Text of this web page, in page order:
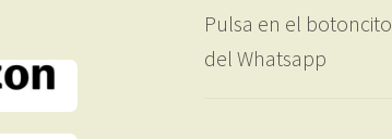
Pulsa en el botoncito
del Whatsapp